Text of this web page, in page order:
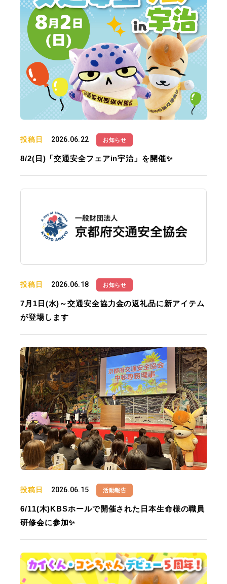
投稿日 2026.06.22 お知らせ
8/2(日)「交通安全フェアin宇治」を開催✨
投稿日 2026.06.18 お知らせ
7月1日(水)～交通安全協力金の返礼品に新アイテム
が登場します
投稿日 2026.06.15 活動報告
6/11(木)KBSホールで開催された日本生命様の職員
研修会に参加✨